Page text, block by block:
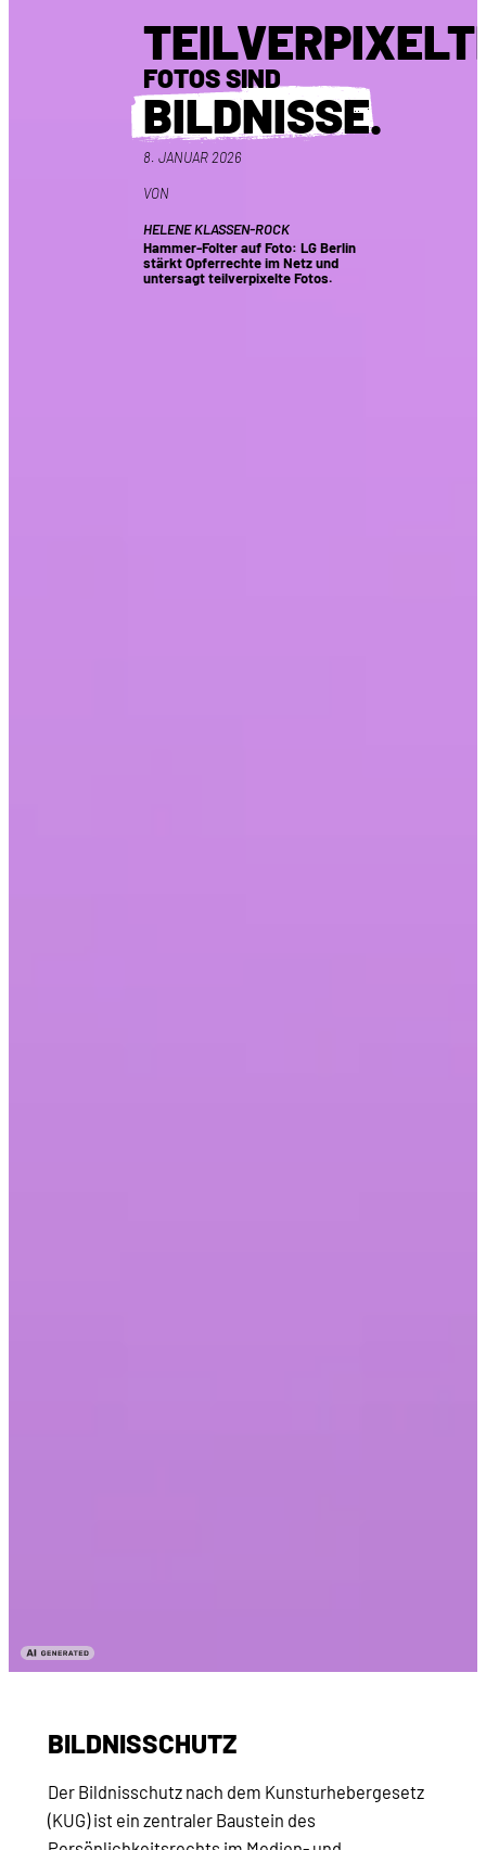
FOTOS SIND
BILDNISSE.
8. JANUAR 2026
VON
HELENE KLASSEN-ROCK
Hammer-Folter auf Foto: LG Berlin
stärkt Opferrechte im Netz und
untersagt teilverpixelte Fotos.
BILDNISSCHUTZ
Der Bildnisschutz nach dem Kunsturhebergesetz
(KUG) ist ein zentraler Baustein des